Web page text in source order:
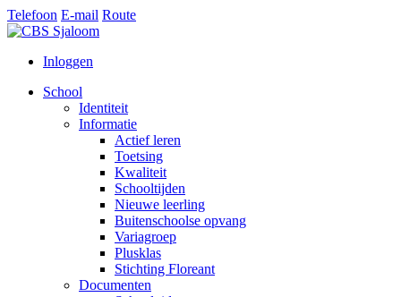
Telefoon E-mail Route
Inloggen
School
Identiteit
Informatie
Actief leren
Toetsing
Kwaliteit
Schooltijden
Nieuwe leerling
Buitenschoolse opvang
Variagroep
Plusklas
Stichting Floreant
Documenten